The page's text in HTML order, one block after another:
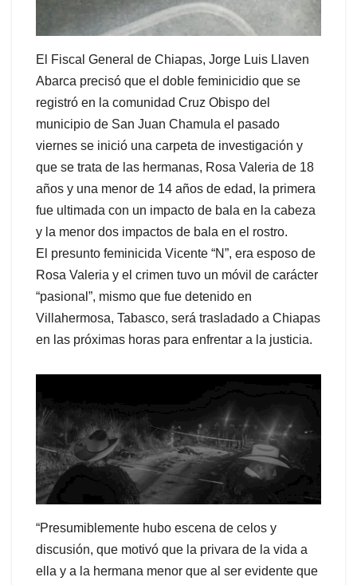
El Fiscal General de Chiapas, Jorge Luis Llaven
Abarca precisó que el doble feminicidio que se
registró en la comunidad Cruz Obispo del
municipio de San Juan Chamula el pasado
viernes se inició una carpeta de investigación y
que se trata de las hermanas, Rosa Valeria de 18
años y una menor de 14 años de edad, la primera
fue ultimada con un impacto de bala en la cabeza
y la menor dos impactos de bala en el rostro.
El presunto feminicida Vicente “N”, era esposo de
Rosa Valeria y el crimen tuvo un móvil de carácter
“pasional”, mismo que fue detenido en
Villahermosa, Tabasco, será trasladado a Chiapas
en las próximas horas para enfrentar a la justicia.
“Presumiblemente hubo escena de celos y
discusión, que motivó que la privara de la vida a
ella y a la hermana menor que al ser evidente que